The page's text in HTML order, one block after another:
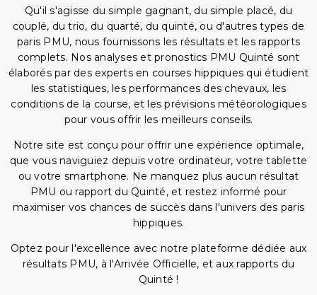
Qu'il s'agisse du simple gagnant, du simple placé, du
couplé, du trio, du quarté, du quinté, ou d'autres types de
paris PMU, nous fournissons les résultats et les rapports
complets. Nos analyses et pronostics PMU Quinté sont
élaborés par des experts en courses hippiques qui étudient
les statistiques, les performances des chevaux, les
conditions de la course, et les prévisions météorologiques
pour vous offrir les meilleurs conseils.
Notre site est conçu pour offrir une expérience optimale,
que vous naviguiez depuis votre ordinateur, votre tablette
ou votre smartphone. Ne manquez plus aucun résultat
PMU ou rapport du Quinté, et restez informé pour
maximiser vos chances de succès dans l'univers des paris
hippiques.
Optez pour l'excellence avec notre plateforme dédiée aux
résultats PMU, à l'Arrivée Officielle, et aux rapports du
Quinté !